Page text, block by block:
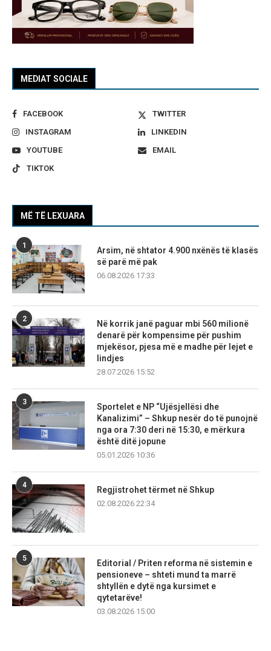
MEDIAT SOCIALE
FACEBOOK
TWITTER
INSTAGRAM
LINKEDIN
YOUTUBE
EMAIL
TIKTOK
MË TË LEXUARA
1
Arsim, në shtator 4.900 nxënës të klasës
së parë më pak
06.08.2026 17:33
2
Në korrik janë paguar mbi 560 milionë
denarë për kompensime për pushim
mjekësor, pjesa më e madhe për lejet e
lindjes
28.07.2026 15:52
3
Sportelet e NP “Ujësjellësi dhe
Kanalizimi” – Shkup nesër do të punojnë
nga ora 7:30 deri në 15:30, e mërkura
është ditë jopune
05.01.2026 10:36
4
Regjistrohet tërmet në Shkup
02.08.2026 22:34
5
Editorial / Priten reforma në sistemin e
pensioneve – shteti mund ta marrë
shtyllën e dytë nga kursimet e
qytetarëve!
03.08.2026 15:00